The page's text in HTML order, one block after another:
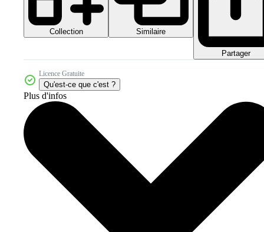
Collection Similaire
Partager
Licence Gratuite
Qu'est-ce que c'est ?
Plus d'infos